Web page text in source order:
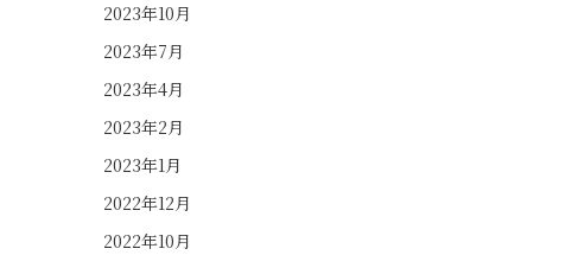
2023年10月
2023年7月
2023年4月
2023年2月
2023年1月
2022年12月
2022年10月